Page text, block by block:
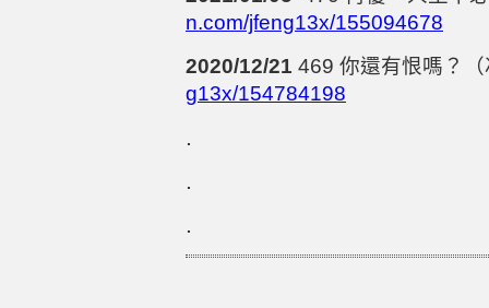
n.com/jfeng13x/155094678
2020/12/21 469 你還有恨嗎？
g13x/154784198
.
.
.